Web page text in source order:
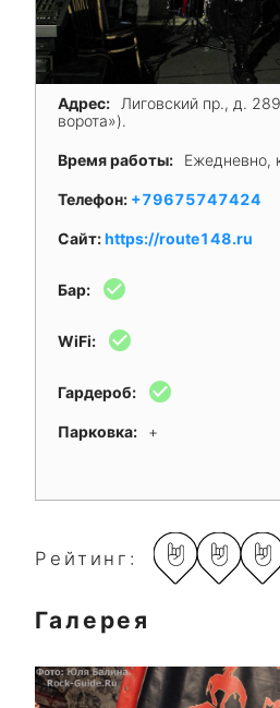
Адрес:
Лиговский пр., д.
ворота»).
Время работы: Ежедневно,
Телефон: +79675747424
Сайт:https://route148.ru
Бар: check_circle
WiFi: check_circle
Гардероб: check_circle
Парковка: +
Рейтинг:
Галерея